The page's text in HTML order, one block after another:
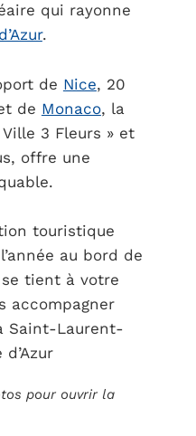
qui rayonne
.
de Nice, 20
de Monaco, la
3 Fleurs » et
offre une
touristique
au bord de
tient à votre
accompagner
Saint-Laurent-
pour ouvrir la